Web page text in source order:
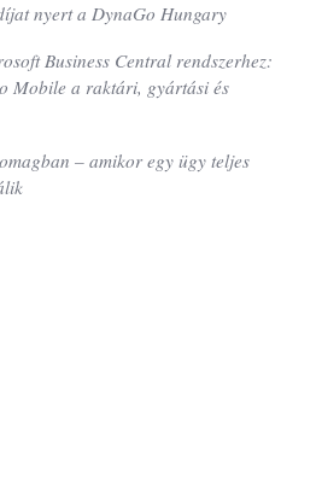
nyert a DynaGo Hungary
Business Central rendszerhez:
Mobile a raktári, gyártási és
– amikor egy ügy teljes